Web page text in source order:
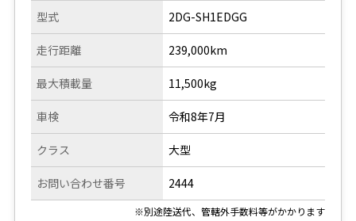
型式
走行距離
2DG-SH1EDGG
239,000km
最大積載量
車検
クラス
お問い合わせ番号
11,500kg
令和8年7月
大型
2444
※別途陸送代、管轄外手数料等がかかります